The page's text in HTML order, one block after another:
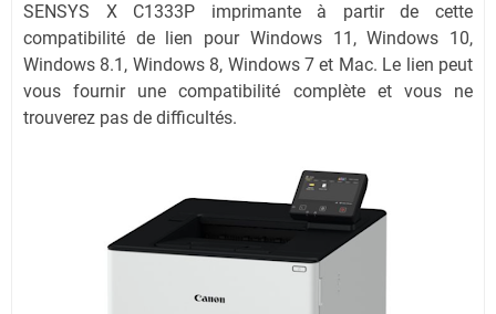
SENSYS X C1333P imprimante à partir de cette
compatibilité de lien pour Windows 11, Windows 10,
Windows 8.1, Windows 8, Windows 7 et Mac. Le lien peut
vous fournir une compatibilité complète et vous ne
trouverez pas de difficultés.